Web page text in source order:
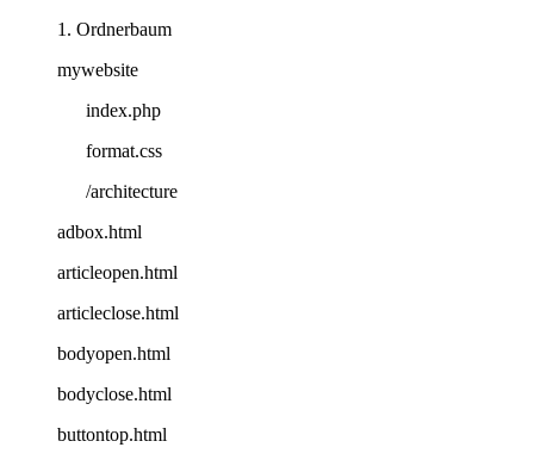
1. Ordnerbaum
mywebsite
index.php
format.css
/architecture
adbox.html
articleopen.html
articleclose.html
bodyopen.html
bodyclose.html
buttontop.html